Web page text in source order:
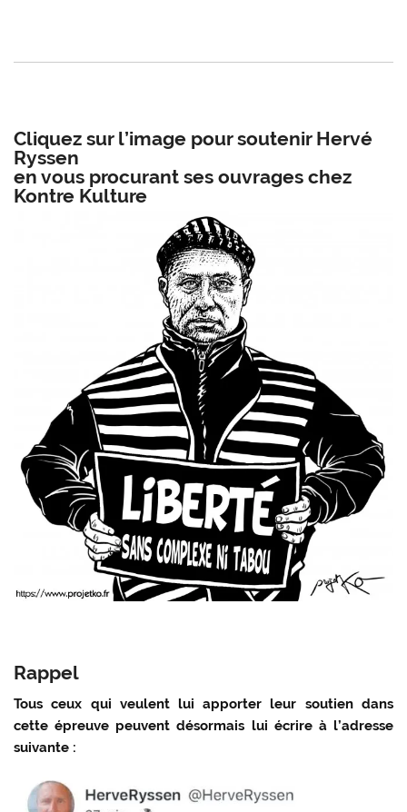
Cliquez sur l’image pour soutenir Hervé
Ryssen
en vous procurant ses ouvrages chez
Kontre Kulture
Rappel
Tous ceux qui veulent lui apporter leur soutien dans
cette épreuve peuvent désormais lui écrire à l’adresse
suivante :